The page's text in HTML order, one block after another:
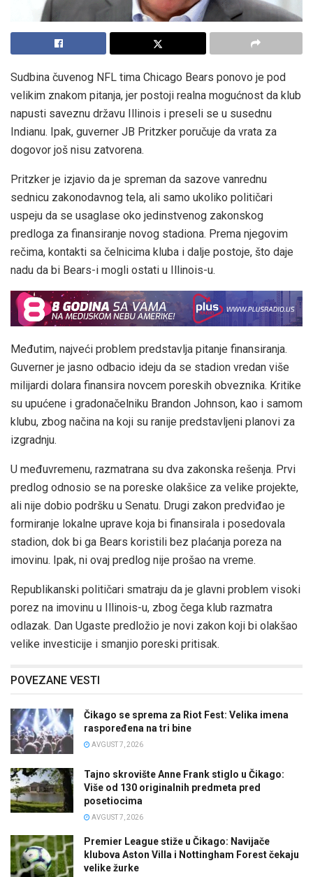
Sudbina čuvenog NFL tima Chicago Bears ponovo je pod
velikim znakom pitanja, jer postoji realna mogućnost da klub
napusti saveznu državu Illinois i preseli se u susednu
Indianu. Ipak, guverner JB Pritzker poručuje da vrata za
dogovor još nisu zatvorena.
Pritzker je izjavio da je spreman da sazove vanrednu
sednicu zakonodavnog tela, ali samo ukoliko političari
uspeju da se usaglase oko jedinstvenog zakonskog
predloga za finansiranje novog stadiona. Prema njegovim
rečima, kontakti sa čelnicima kluba i dalje postoje, što daje
nadu da bi Bears-i mogli ostati u Illinois-u.
Međutim, najveći problem predstavlja pitanje finansiranja.
Guverner je jasno odbacio ideju da se stadion vredan više
milijardi dolara finansira novcem poreskih obveznika. Kritike
su upućene i gradonačelniku Brandon Johnson, kao i samom
klubu, zbog načina na koji su ranije predstavljeni planovi za
izgradnju.
U međuvremenu, razmatrana su dva zakonska rešenja. Prvi
predlog odnosio se na poreske olakšice za velike projekte,
ali nije dobio podršku u Senatu. Drugi zakon predviđao je
formiranje lokalne uprave koja bi finansirala i posedovala
stadion, dok bi ga Bears koristili bez plaćanja poreza na
imovinu. Ipak, ni ovaj predlog nije prošao na vreme.
Republikanski političari smatraju da je glavni problem visoki
porez na imovinu u Illinois-u, zbog čega klub razmatra
odlazak. Dan Ugaste predložio je novi zakon koji bi olakšao
velike investicije i smanjio poreski pritisak.
POVEZANE VESTI
Čikago se sprema za Riot Fest: Velika imena
raspoređena na tri bine
AVGUST 7, 2026
Tajno skrovište Anne Frank stiglo u Čikago:
Više od 130 originalnih predmeta pred
posetiocima
AVGUST 7, 2026
Premier League stiže u Čikago: Navijače
klubova Aston Villa i Nottingham Forest čekaju
velike žurke